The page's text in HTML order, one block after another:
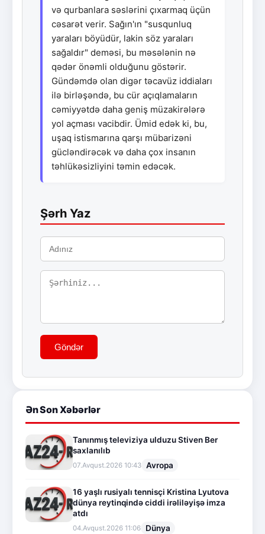
və qurbanlara səslərini çıxarmaq üçün
cəsarət verir. Sağın'ın "susqunluq
yaraları böyüdür, lakin söz yaraları
sağaldır" deməsi, bu məsələnin nə
qədər önəmli olduğunu göstərir.
Gündəmdə olan digər təcavüz iddiaları
ilə birləşəndə, bu cür açıqlamaların
cəmiyyətdə daha geniş müzakirələrə
yol açması vacibdir. Ümid edək ki, bu,
uşaq istismarına qarşı mübarizəni
gücləndirəcək və daha çox insanın
təhlükəsizliyini təmin edəcək.
Şərh Yaz
Göndər
Ən Son Xəbərlər
Tanınmış televiziya ulduzu Stiven Ber
saxlanılıb
07.Avqust.2026 10:43 Avropa
16 yaşlı rusiyalı tennisçi Kristina Lyutova
dünya reytinqində ciddi irəliləyişə imza
atdı
04.Avqust.2026 11:06 Dünya